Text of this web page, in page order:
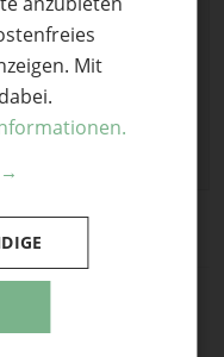
der Erste und teile
Mit